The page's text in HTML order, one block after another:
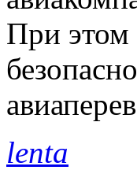
При этом
lenta